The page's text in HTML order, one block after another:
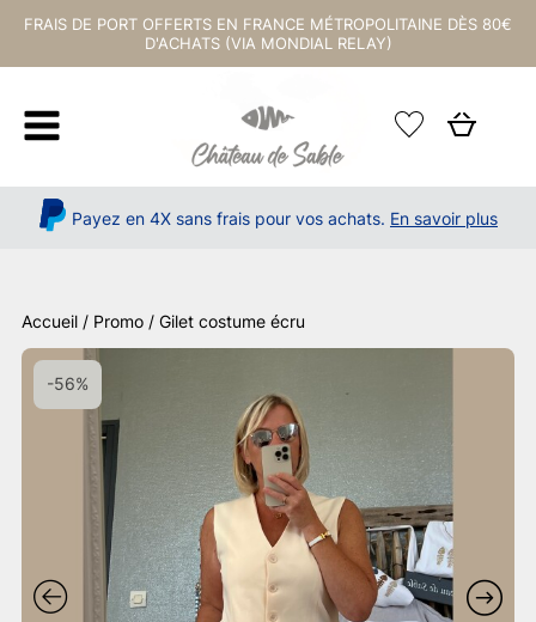
FRAIS DE PORT OFFERTS EN FRANCE MÉTROPOLITAINE DÈS 80€
D'ACHATS (VIA MONDIAL RELAY)
Payez en 4X sans frais pour vos achats. En savoir plus
Accueil / Promo / Gilet costume écru
-56%